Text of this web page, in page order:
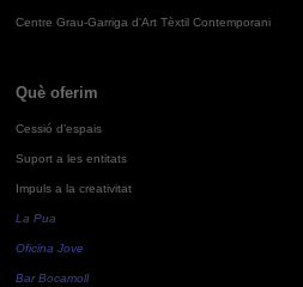
Centre Grau-Garriga d'Art Tèxtil Contemporani
Què oferim
Cessió d'espais
Suport a les entitats
Impuls a la creativitat
La Pua
Oficina Jove
Bar Bocamoll